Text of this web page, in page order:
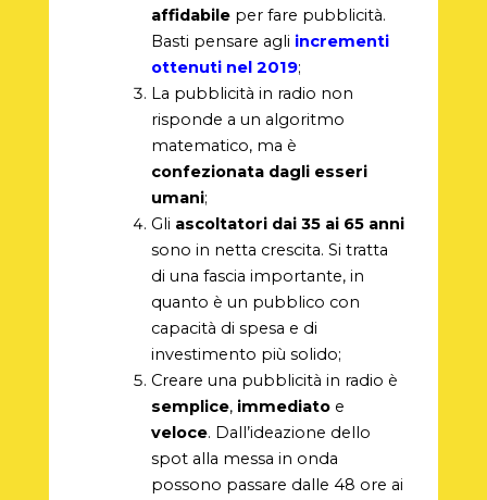
affidabileper fare pubblicità.
Basti pensare agli incrementi
ottenuti nel 2019;
La pubblicità in radio non
risponde a un algoritmo
matematico, ma è
confezionata dagli esseri
umani;
Gli ascoltatori dai 35 ai 65 anni
sono in netta crescita. Si tratta
di una fascia importante, in
quanto è un pubblico con
capacità di spesa e di
investimento più solido;
Creare una pubblicità in radio è
semplice, immediatoe
veloce. Dall’ideazione dello
spot alla messa in onda
possono passare dalle 48 ore ai